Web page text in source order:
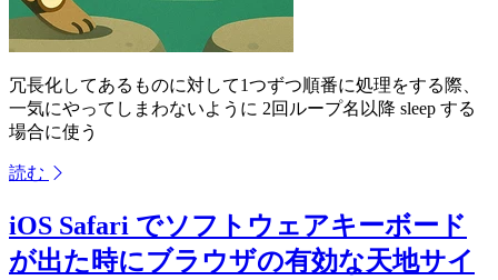
冗長化してあるものに対して1つずつ順番に処理をする際、
一気にやってしまわないように 2回ループ名以降 sleep する
場合に使う
読む
iOS Safari でソフトウェアキーボード
が出た時にブラウザの有効な天地サイ